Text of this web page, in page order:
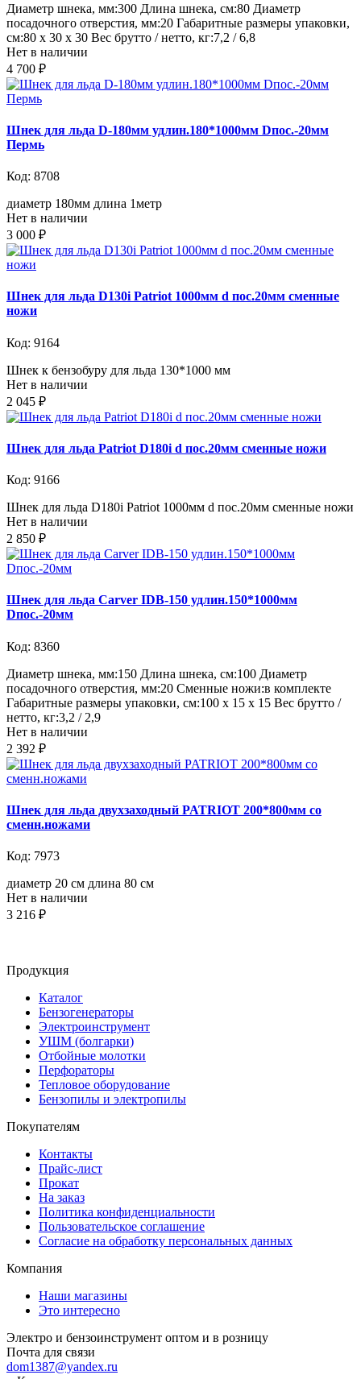
Диаметр шнека, мм:300 Длина шнека, см:80 Диаметр
посадочного отверстия, мм:20 Габаритные размеры упаковки,
см:80 х 30 х 30 Вес брутто / нетто, кг:7,2 / 6,8
Нет в наличии
4 700 ₽
Шнек для льда D-180мм удлин.180*1000мм Dпос.-20мм
Пермь
Код: 8708
диаметр 180мм длина 1метр
Нет в наличии
3 000 ₽
Шнек для льда D130i Patriot 1000мм d пос.20мм сменные
ножи
Код: 9164
Шнек к бензобуру для льда 130*1000 мм
Нет в наличии
2 045 ₽
Шнек для льда Patriot D180i d пос.20мм сменные ножи
Код: 9166
Шнек для льда D180i Patriot 1000мм d пос.20мм сменные ножи
Нет в наличии
2 850 ₽
Шнек для льда Carver IDB-150 удлин.150*1000мм
Dпос.-20мм
Код: 8360
Диаметр шнека, мм:150 Длина шнека, см:100 Диаметр
посадочного отверстия, мм:20 Сменные ножи:в комплекте
Габаритные размеры упаковки, см:100 х 15 х 15 Вес брутто /
нетто, кг:3,2 / 2,9
Нет в наличии
2 392 ₽
Шнек для льда двухзаходный PATRIOT 200*800мм со
сменн.ножами
Код: 7973
диаметр 20 см длина 80 см
Нет в наличии
3 216 ₽
Продукция
Каталог
Бензогенераторы
Электроинструмент
УШМ (болгарки)
Отбойные молотки
Перфораторы
Тепловое оборудование
Бензопилы и электропилы
Покупателям
Контакты
Прайс-лист
Прокат
На заказ
Политика конфиденциальности
Пользовательское соглашение
Согласие на обработку персональных данных
Компания
Наши магазины
Это интересно
Электро и бензоинструмент оптом и в розницу
Почта для связи
dom1387@yandex.ru